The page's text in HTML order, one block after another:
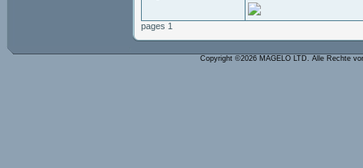
pages 1
Copyright ©2026 MAGELO LTD. Alle Rechte